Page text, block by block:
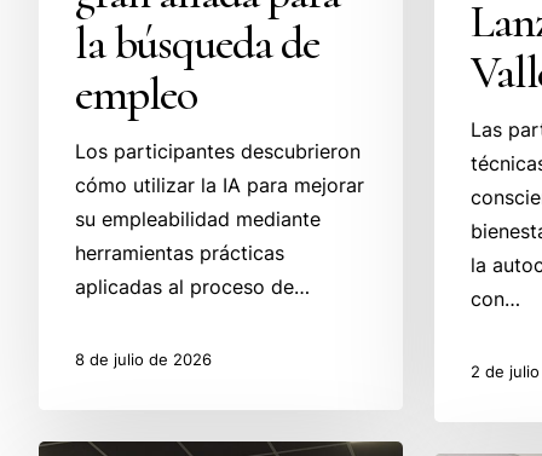
la búsqueda de
empleo
Los participantes descubrieron
cómo utilizar la IA para mejorar
su empleabilidad mediante
herramientas prácticas
aplicadas al proceso de…
8 de julio de 2026
Las
la
con…
2 de